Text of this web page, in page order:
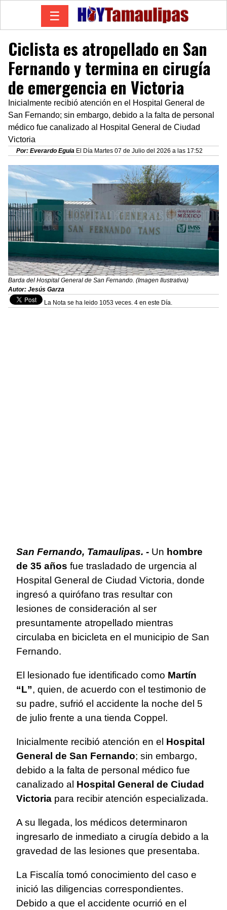
☰
Ciclista es atropellado en San
Fernando y termina en cirugía
de emergencia en Victoria
Inicialmente recibió atención en el Hospital General de
San Fernando; sin embargo, debido a la falta de personal
médico fue canalizado al Hospital General de Ciudad
Victoria
Por: Everardo Eguia El Día Martes 07 de Julio del 2026 a las 17:52
Barda del Hospital General de San Fernando. (Imagen Ilustrativa)
Autor: Jesús Garza
La Nota se ha leido 1053 veces. 4 en este Día.
San Fernando, Tamaulipas. - Un hombre
de 35 años fue trasladado de urgencia al
Hospital General de Ciudad Victoria, donde
ingresó a quirófano tras resultar con
lesiones de consideración al ser
presuntamente atropellado mientras
circulaba en bicicleta en el municipio de San
Fernando.
El lesionado fue identificado como Martín
“L”, quien, de acuerdo con el testimonio de
su padre, sufrió el accidente la noche del 5
de julio frente a una tienda Coppel.
Inicialmente recibió atención en el Hospital
General de San Fernando; sin embargo,
debido a la falta de personal médico fue
canalizado al Hospital General de Ciudad
Victoria para recibir atención especializada.
A su llegada, los médicos determinaron
ingresarlo de inmediato a cirugía debido a la
gravedad de las lesiones que presentaba.
La Fiscalía tomó conocimiento del caso e
inició las diligencias correspondientes.
Debido a que el accidente ocurrió en el